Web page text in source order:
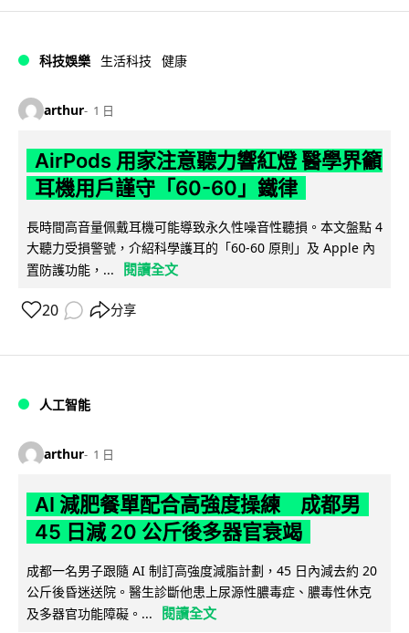
科技娛樂 生活科技 健康
arthur 1 日
AirPods 用家注意聽力響紅燈 醫學界籲
耳機用戶謹守「60-60」鐵律
長時間高音量佩戴耳機可能導致永久性噪音性聽損。本文盤點 4
大聽力受損警號，介紹科學護耳的「60-60 原則」及 Apple 內
置防護功能，...
閱讀全文
20 分享
人工智能
arthur 1 日
AI 減肥餐單配合高強度操練 成都男
45 日減 20 公斤後多器官衰竭
成都一名男子跟隨 AI 制訂高強度減脂計劃，45 日內減去約 20
公斤後昏迷送院。醫生診斷他患上尿源性膿毒症、膿毒性休克
及多器官功能障礙。...
閱讀全文